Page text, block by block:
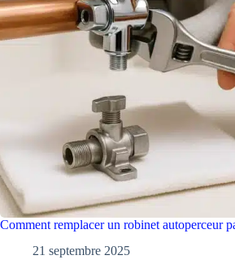
Comment remplacer un robinet autoperceur
21 septembre 2025